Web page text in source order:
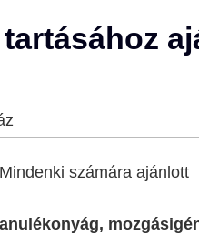
Mindenki számára ajánlott